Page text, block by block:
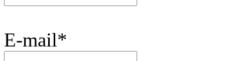
E-mail*